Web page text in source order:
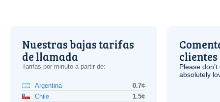
Nuestras bajas tarifas
de llamada
Tarifas por minuto a partir de:
Argentina
0.7¢
Chile
1.5¢
clientes
Please
absolutely